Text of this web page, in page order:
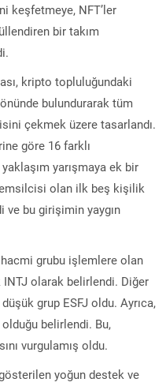
keşfetmeye, NFT’ler
bir takım
kripto topluluğundaki
bulundurarak tüm
çekmek üzere tasarlandı.
göre 16 farklı
yarışmaya ek bir
olan ilk beş kişilik
ve bu girişimin yaygın
grubu işlemlere olan
INTJ olarak belirlendi. Diğer
grup ESFJ oldu. Ayrıca,
olduğu belirlendi. Bu,
vurgulamış oldu.
yoğun destek ve